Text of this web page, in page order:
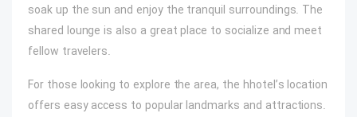
soak up the sun and enjoy the tranquil surroundings. The
shared lounge is also a great place to socialize and meet
fellow travelers.
For those looking to explore the area, the hhotel’s location
offers easy access to popular landmarks and attractions.